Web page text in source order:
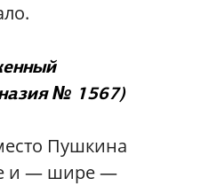
№ 1567)
Пушкина
и — шире —